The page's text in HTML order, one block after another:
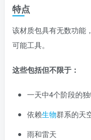
特点
该材质包具有无数功能
可能工具。
这些包括但不限于：
一天中4个阶段的
依赖生物群系的天
雨和雷天